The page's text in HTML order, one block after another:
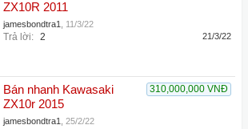
ZX10R 2011
jamesbondtra1 11/3/22
Trả lời: 2 21/3/22
310,000,000 VNĐ
Bán nhanh Kawasaki
ZX10r 2015
jamesbondtra1 25/2/22